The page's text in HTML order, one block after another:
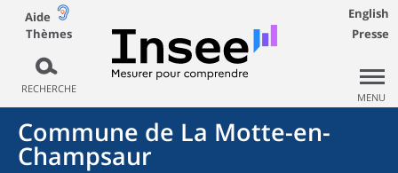
Aide
Thèmes
RECHERCHE
English
Presse
MENU
Commune de La Motte-en-
Champsaur